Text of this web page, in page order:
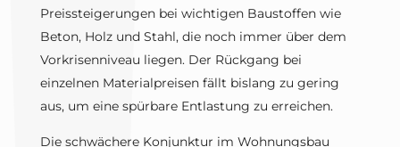
Preissteigerungen bei wichtigen Baustoffen wie
Beton, Holz und Stahl, die noch immer über dem
Vorkrisenniveau liegen. Der Rückgang bei
einzelnen Materialpreisen fällt bislang zu gering
aus, um eine spürbare Entlastung zu erreichen.
Die schwächere Konjunktur im Wohnungsbau